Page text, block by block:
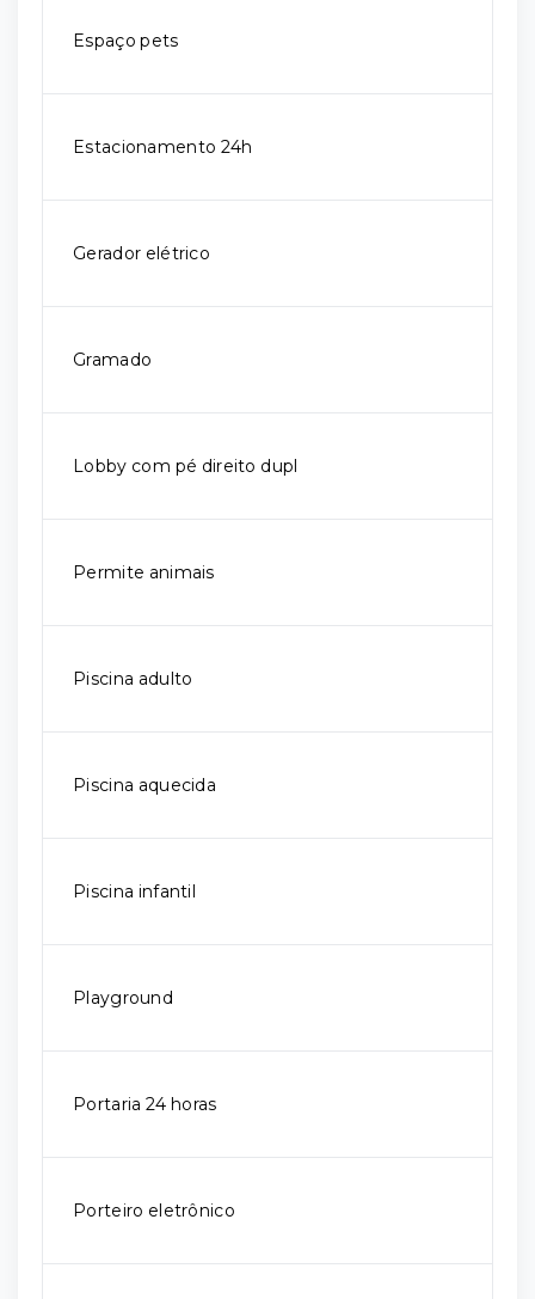
Espaço pets
Estacionamento 24h
Gerador elétrico
Gramado
Lobby com pé direito dupl
Permite animais
Piscina adulto
Piscina aquecida
Piscina infantil
Playground
Portaria 24 horas
Porteiro eletrônico